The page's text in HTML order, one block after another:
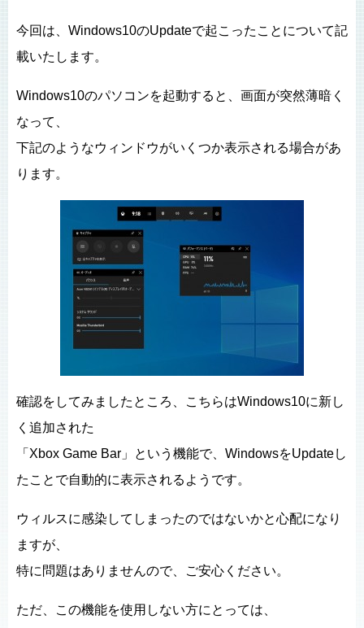
今回は、Windows10のUpdateで起こったことについて記
載いたします。
Windows10のパソコンを起動すると、画面が突然薄暗く
なって、
下記のようなウィンドウがいくつか表示される場合があ
ります。
確認をしてみましたところ、こちらはWindows10に新し
く追加された
「Xbox Game Bar」という機能で、WindowsをUpdateし
たことで自動的に表示されるようです。
ウィルスに感染してしまったのではないかと心配になり
ますが、
特に問題はありませんので、ご安心ください。
ただ、この機能を使用しない方にとっては、